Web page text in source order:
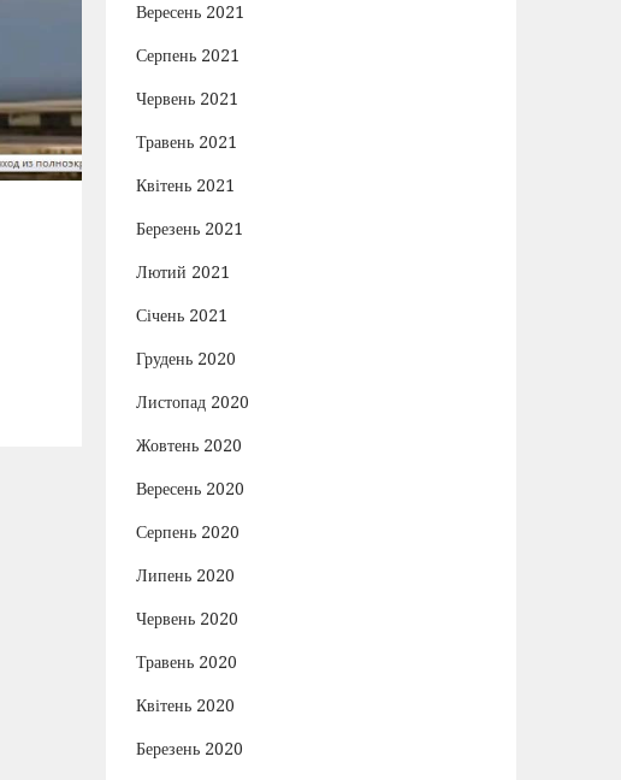
Вересень 2021
Серпень 2021
Червень 2021
Травень 2021
Квітень 2021
Березень 2021
Лютий 2021
Січень 2021
Грудень 2020
Листопад 2020
Жовтень 2020
Вересень 2020
Серпень 2020
Липень 2020
Червень 2020
Травень 2020
Квітень 2020
Березень 2020